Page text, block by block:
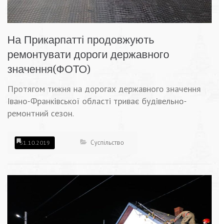
На Прикарпатті продовжують
ремонтувати дороги державного
значення(ФОТО)
Протягом тижня на дорогах державного значення
Івано-Франківської області триває будівельно-
ремонтний сезон.
31.10.2019 Суспільство